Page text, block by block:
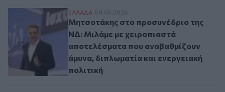
Μητσοτάκης στο προσυνέδριο της ΝΔ:
ΕΛΛAΔΑ 09.05.2026
Μητσοτάκης στο προσυνέδριο της
ΝΔ: Μιλάμε με χειροπιαστά
αποτελέσματα που αναβαθμίζουν
άμυνα, διπλωματία και ενεργειακή
πολιτική